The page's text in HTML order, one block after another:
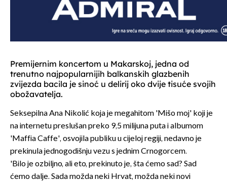
Premijernim koncertom u Makarskoj, jedna od
trenutno najpopularnijih balkanskih glazbenih
zvijezda bacila je sinoć u delirij oko dvije tisuće svojih
obožavatelja.
Seksepilna Ana Nikolić koja je megahitom 'Mišo moj' koji je
na internetu preslušan preko 9,5 milijuna puta i albumom
'Maffia Caffe', osvojila publiku u cijeloj regiji, nedavno je
prekinula jednogodišnju vezu s jednim Crnogorcem.
'Bilo je ozbiljno, ali eto, prekinuto je, šta ćemo sad? Sad
ćemo dalje. Sada možda neki Hrvat, možda neki novi